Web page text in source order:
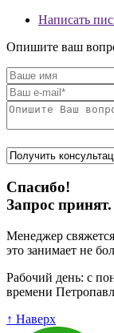
Написать
Опишите ваш
Спасибо!
Запрос принят.
Менеджер
это занимает не
Рабочий день: с
времени
↑ Наверх